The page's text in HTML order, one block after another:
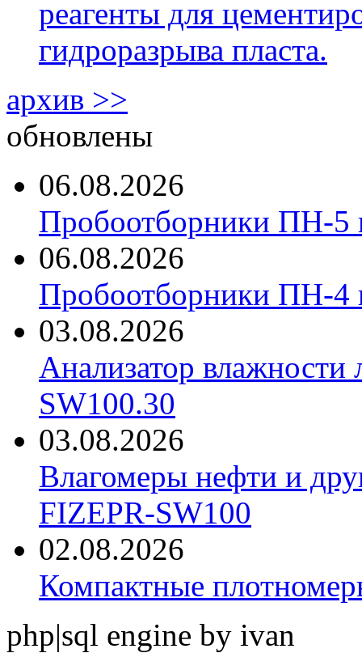
реагенты для
гидроразрыва пласта.
архив >>
обновлены
06.08.2026
Пробоотборники ПН-
06.08.2026
Пробоотборники ПН-
03.08.2026
Анализатор
SW100.30
03.08.2026
Влагомеры нефти и
FIZEPR-SW100
02.08.2026
Компактные
php|sql engine by ivan